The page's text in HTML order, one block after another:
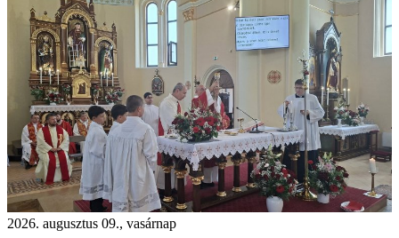
2026. augusztus 09., vasárnap